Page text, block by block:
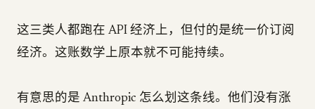
这三类人都跑在 API 经济上，但付的是统一价订阅
经济。这账数学上原本就不可能持续。
有意思的是 Anthropic 怎么划这条线。他们没有涨